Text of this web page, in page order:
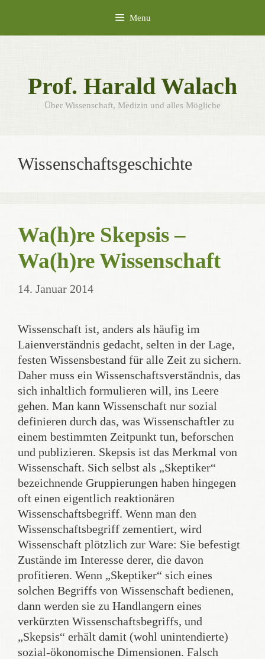
content
Menu
Prof. Harald Walach
Über Wissenschaft, Medizin und alles Mögliche
Wissenschaftsgeschichte
Wa(h)re Skepsis –
Wa(h)re Wissenschaft
14. Januar 2014
Wissenschaft ist, anders als häufig im
Laienverständnis gedacht, selten in der Lage,
festen Wissensbestand für alle Zeit zu sichern.
Daher muss ein Wissenschaftsverständnis, das
sich inhaltlich formulieren will, ins Leere
gehen. Man kann Wissenschaft nur sozial
definieren durch das, was Wissenschaftler zu
einem bestimmten Zeitpunkt tun, beforschen
und publizieren. Skepsis ist das Merkmal von
Wissenschaft. Sich selbst als „Skeptiker“
bezeichnende Gruppierungen haben hingegen
oft einen eigentlich reaktionären
Wissenschaftsbegriff. Wenn man den
Wissenschaftsbegriff zementiert, wird
Wissenschaft plötzlich zur Ware: Sie befestigt
Zustände im Interesse derer, die davon
profitieren. Wenn „Skeptiker“ sich eines
solchen Begriffs von Wissenschaft bedienen,
dann werden sie zu Handlangern eines
verkürzten Wissenschaftsbegriffs, und
„Skepsis“ erhält damit (wohl unintendierte)
sozial-ökonomische Dimensionen. Falsch